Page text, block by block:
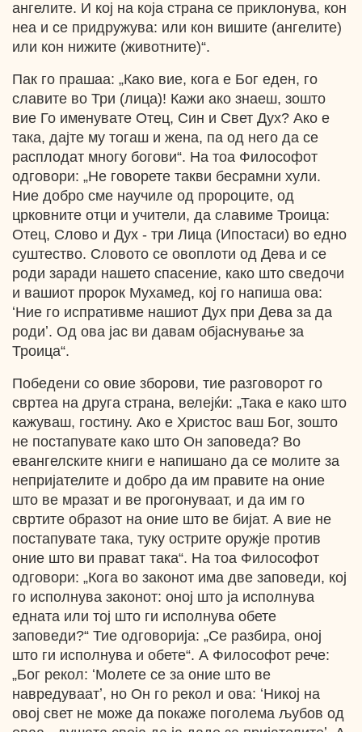
ангелите. И кој на која страна се приклонува, кон
неа и се придружува: или кон вишите (ангелите)
или кон нижите (животните)“.
Пак го прашаа: „Како вие, кога е Бог еден, го
славите во Три (лица)! Кажи ако знаеш, зошто
вие Го именувате Отец, Син и Свет Дух? Ако е
така, дајте му тогаш и жена, па од него да се
расплодат многу богови“. На тоа Философот
одговори: „Не говорете такви бесрамни хули.
Ние добро сме научиле од пророците, од
црковните отци и учители, да славиме Троица:
Отец, Слово и Дух - три Лица (Ипостаси) во едно
суштество. Словото се овоплоти од Дева и се
роди заради нашето спасение, како што сведочи
и вашиот пророк Мухамед, кој го напиша ова:
ʻНие го испративме нашиот Дух при Дева за да
родиʼ. Од ова јас ви давам објаснување за
Троица“.
Победени со овие зборови, тие разговорот го
свртеа на друга страна, велејќи: „Така е како што
кажуваш, гостину. Ако е Христос ваш Бог, зошто
не постапувате како што Он заповеда? Во
евангелските книги е напишано да се молите за
непријателите и добро да им правите на оние
што ве мразат и ве прогонуваат, и да им го
свртите образот на оние што ве бијат. А вие не
постапувате така, туку острите оружје против
оние што ви прават така“. На тоа Философот
одговори: „Кога во законот има две заповеди, кој
го исполнува законот: оној што ја исполнува
едната или тој што ги исполнува обете
заповеди?“ Тие одговорија: „Се разбира, оној
што ги исполнува и обете“. А Философот рече:
„Бог рекол: ʻМолете се за оние што ве
навредуваатʼ, но Он го рекол и ова: ʻНикој на
овој свет не може да покаже поголема љубов од